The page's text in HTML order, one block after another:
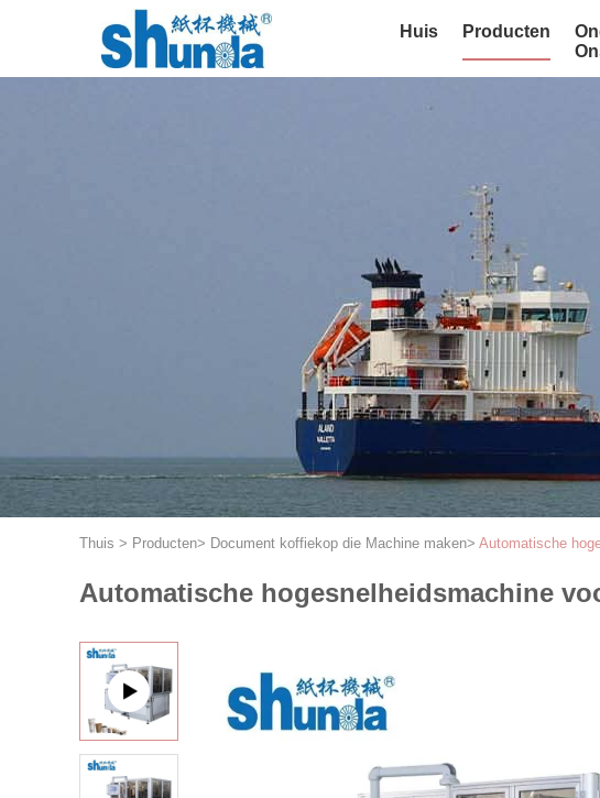
Huis Producten
Thuis > Producten> Document koffiekop die Machine maken> Automatische
Automatische hogesnelheidsmachine